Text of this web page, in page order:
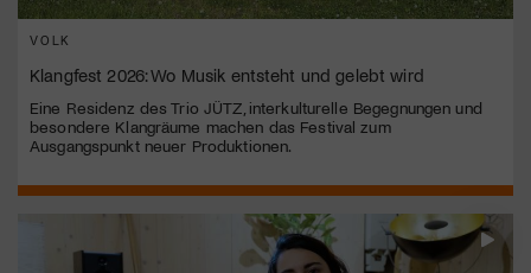
VOLK
Klangfest 2026: Wo Musik entsteht und gelebt wird
Eine Residenz des Trio JÜTZ, interkulturelle Begegnungen und
besondere Klangräume machen das Festival zum
Ausgangspunkt neuer Produktionen.